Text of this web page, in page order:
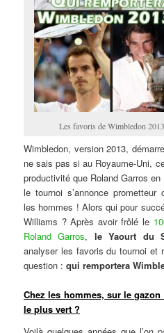
Les favoris de Wimbledon 2013
Wimbledon, version 2013,
ne sais pas si au Royaume-Uni,
productivité que Roland Garros
le tournoi s’annonce
les hommes ! Alors qui pour
Williams ? Après avoir frôlé le
Roland Garros, le Yaourt du
analyser les favoris du tournoi et
question :qui remportera
Chez les hommes, sur le
le plus vert ?